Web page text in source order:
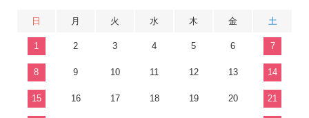
日 月 火 水 木 金 土
1 2 3 4 5 6 7
8 9 10 11 12 13 14
15 16 17 18 19 20 21